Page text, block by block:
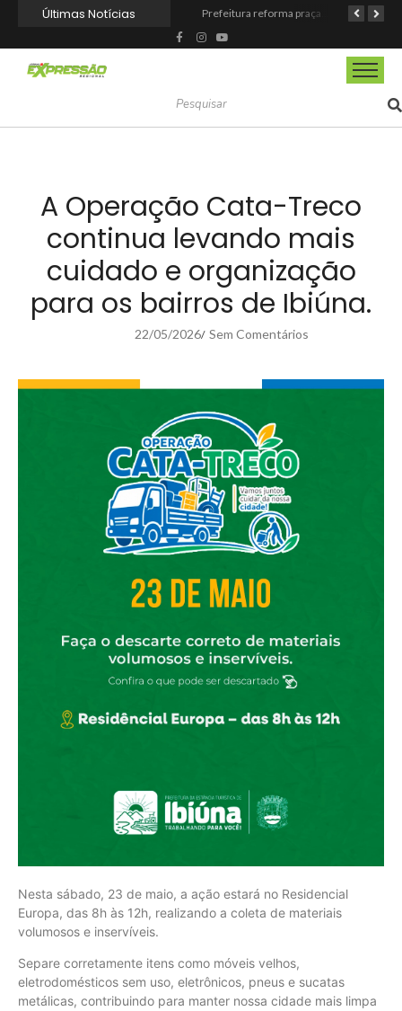
Últimas Notícias Prefeitura inaugura Espaço Motoboy na Aldeia da Serra e amplia rede de apoio à categoria
A Operação Cata-Treco
continua levando mais
cuidado e organização
para os bairros de Ibiúna.
22/05/2026/ Sem Comentários
Nesta sábado, 23 de maio, a ação estará no Residencial
Europa, das 8h às 12h, realizando a coleta de materiais
volumosos e inservíveis.
Separe corretamente itens como móveis velhos,
eletrodomésticos sem uso, eletrônicos, pneus e sucatas
metálicas, contribuindo para manter nossa cidade mais limpa